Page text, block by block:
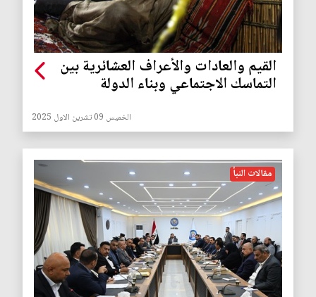
القيم والعادات والأعراف العشائرية بين
التماسك الاجتماعي وبناء الدولة
الخميس 09 تشرين الاول 2025
مقالات النبأ